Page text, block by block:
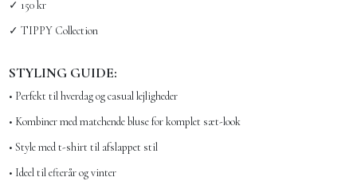
✓ 150 kr
✓ TIPPY Collection
STYLING GUIDE:
• Perfekt til hverdag og casual lejligheder
• Kombiner med matchende bluse for komplet sæt-look
• Style med t-shirt til afslappet stil
• Ideel til efterår og vinter